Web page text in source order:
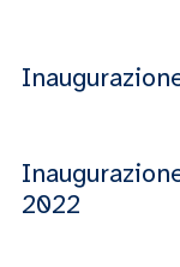
2022